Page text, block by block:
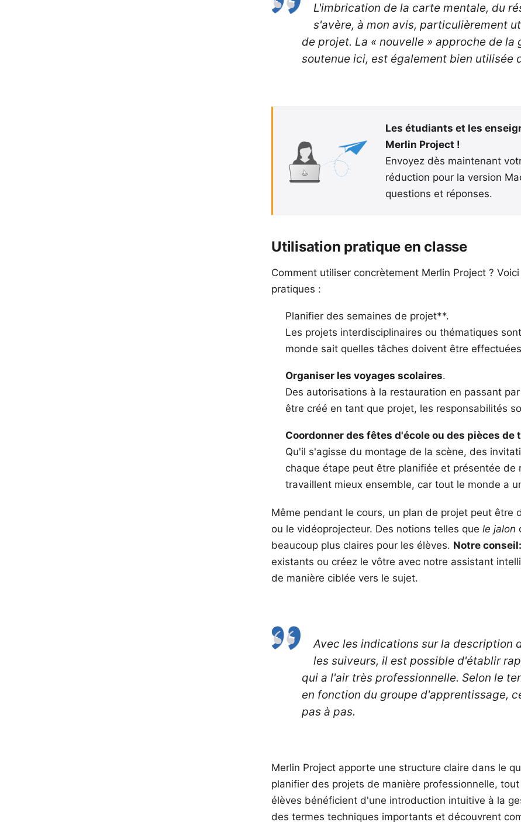
L'imbrication de la carte mentale, du
s'avère, à mon avis, particulièrement
de projet. La « nouvelle » approche de
soutenue ici, est également bien utilisée
Les étudiants et les
Merlin Project !
Envoyez dès maintenant
réduction pour la version
questions et réponses.
Utilisation pratique en classe
Comment utiliser concrètement Merlin Project ?
pratiques :
Planifier des semaines de projet**.
Les projets interdisciplinaires ou thématiques
monde sait quelles tâches doivent être
Organiser les voyages scolaires.
Des autorisations à la restauration en passant
être créé en tant que projet, les responsabilités
Coordonner des fêtes d'école ou des pièces de
Qu'il s'agisse du montage de la scène, des
chaque étape peut être planifiée et présentée de
travaillent mieux ensemble, car tout le monde a
Même pendant le cours, un plan de projet peut être
ou le vidéoprojecteur. Des notions telles que le jalon
beaucoup plus claires pour les élèves. Notre conseil:
existants ou créez le vôtre avec notre assistant
de manière ciblée vers le sujet.
Avec les indications sur la description
les suiveurs, il est possible d'établir
qui a l'air très professionnelle. Selon le
en fonction du groupe d'apprentissage,
pas à pas.
Merlin Project apporte une structure claire dans le
planifier des projets de manière professionnelle,
élèves bénéficient d'une introduction intuitive à la
des termes techniques importants et découvrent